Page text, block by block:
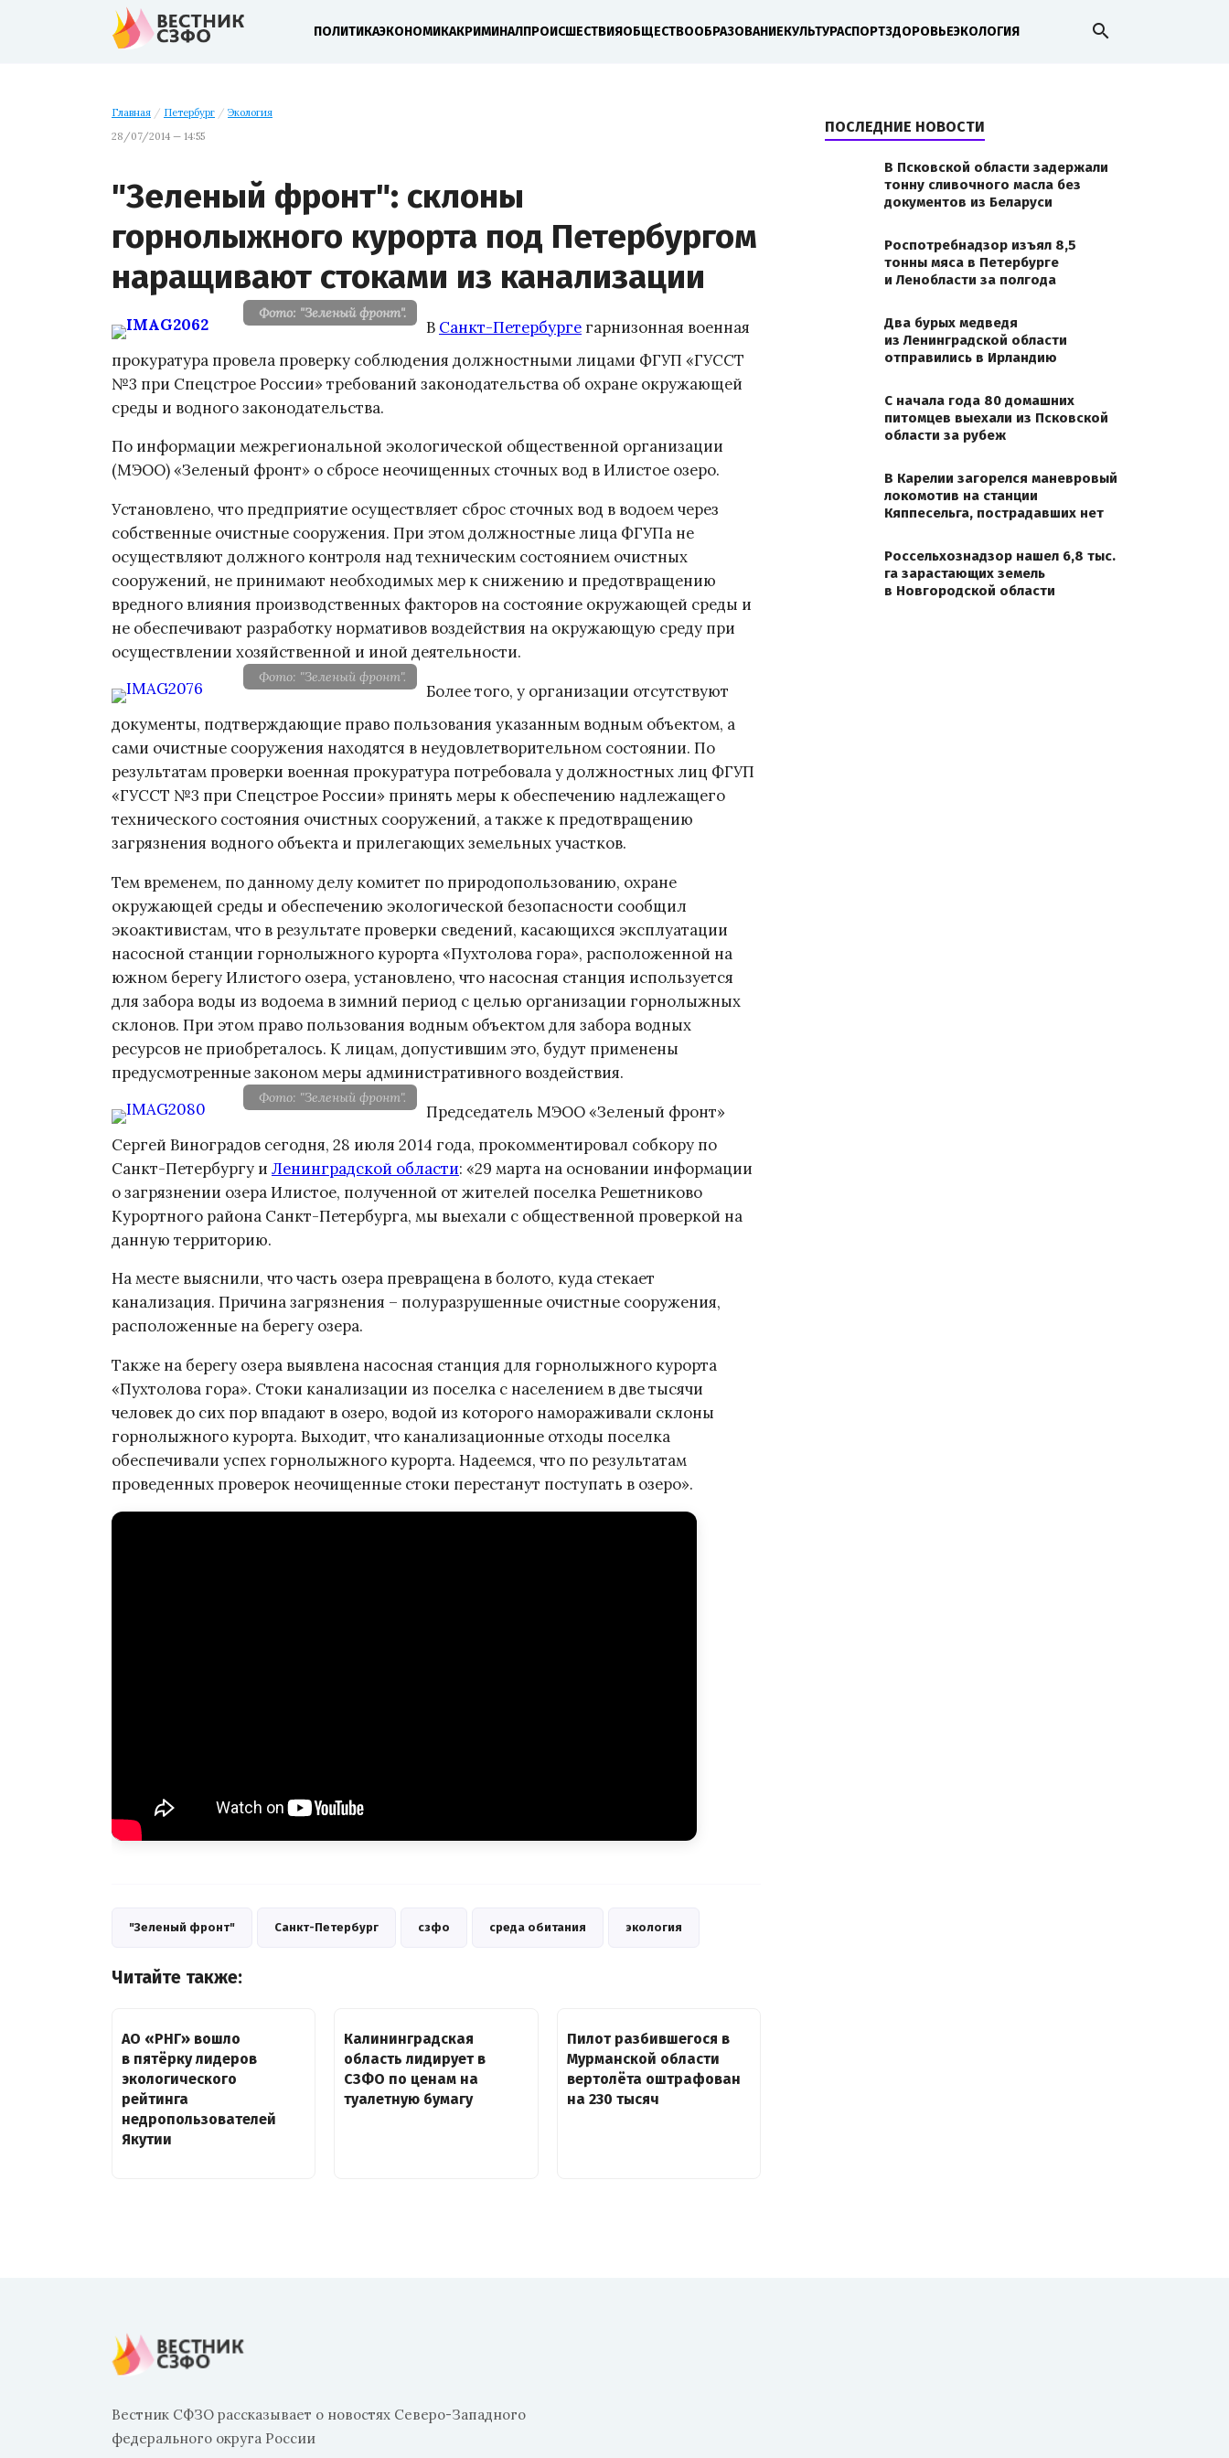
ПОЛИТИКАЭКОНОМИКАКРИМИНАЛПРОИСШЕСТВИЯОБЩЕСТВООБРАЗОВАНИЕКУЛЬТУРАСПОРТЗДОРОВЬЕЭКОЛОГИЯ search
Главная / Петербург / Экология
28/07/2014 — 14:55
"Зеленый фронт": склоны
горнолыжного курорта под Петербургом
наращивают стоками из канализации
Фото: "Зеленый фронт".
В Санкт-Петербурге гарнизонная военная
прокуратура провела проверку соблюдения должностными лицами ФГУП «ГУССТ
№3 при Спецстрое России» требований законодательства об охране окружающей
среды и водного законодательства.
По информации межрегиональной экологической общественной организации
(МЭОО) «Зеленый фронт» о сбросе неочищенных сточных вод в Илистое озеро.
Установлено, что предприятие осуществляет сброс сточных вод в водоем через
собственные очистные сооружения. При этом должностные лица ФГУПа не
осуществляют должного контроля над техническим состоянием очистных
сооружений, не принимают необходимых мер к снижению и предотвращению
вредного влияния производственных факторов на состояние окружающей среды и
не обеспечивают разработку нормативов воздействия на окружающую среду при
осуществлении хозяйственной и иной деятельности.
Фото: "Зеленый фронт".
Более того, у организации отсутствуют
документы, подтверждающие право пользования указанным водным объектом, а
сами очистные сооружения находятся в неудовлетворительном состоянии. По
результатам проверки военная прокуратура потребовала у должностных лиц ФГУП
«ГУССТ №3 при Спецстрое России» принять меры к обеспечению надлежащего
технического состояния очистных сооружений, а также к предотвращению
загрязнения водного объекта и прилегающих земельных участков.
Тем временем, по данному делу комитет по природопользованию, охране
окружающей среды и обеспечению экологической безопасности сообщил
экоактивистам, что в результате проверки сведений, касающихся эксплуатации
насосной станции горнолыжного курорта «Пухтолова гора», расположенной на
южном берегу Илистого озера, установлено, что насосная станция используется
для забора воды из водоема в зимний период с целью организации горнолыжных
склонов. При этом право пользования водным объектом для забора водных
ресурсов не приобреталось. К лицам, допустившим это, будут применены
предусмотренные законом меры административного воздействия.
Фото: "Зеленый фронт".
Председатель МЭОО «Зеленый фронт»
Сергей Виноградов сегодня, 28 июля 2014 года, прокомментировал собкору по
Санкт-Петербургу и Ленинградской области: «29 марта на основании информации
о загрязнении озера Илистое, полученной от жителей поселка Решетниково
Курортного района Санкт-Петербурга, мы выехали с общественной проверкой на
данную территорию.
На месте выяснили, что часть озера превращена в болото, куда стекает
канализация. Причина загрязнения – полуразрушенные очистные сооружения,
расположенные на берегу озера.
Также на берегу озера выявлена насосная станция для горнолыжного курорта
«Пухтолова гора». Стоки канализации из поселка с населением в две тысячи
человек до сих пор впадают в озеро, водой из которого намораживали склоны
горнолыжного курорта. Выходит, что канализационные отходы поселка
обеспечивали успех горнолыжного курорта. Надеемся, что по результатам
проведенных проверок неочищенные стоки перестанут поступать в озеро».
"Зеленый фронт" Санкт-Петербург сзфо среда обитания экология
Читайте также:
АО «РНГ» вошло
в пятёрку лидеров
экологического
рейтинга
недропользователей
Якутии
Калининградская
область лидирует в
СЗФО по ценам на
туалетную бумагу
Пилот разбившегося в
Мурманской области
вертолёта оштрафован
на 230 тысяч
ПОСЛЕДНИЕ НОВОСТИ
В Псковской области задержали
тонну сливочного масла без
документов из Беларуси
Роспотребнадзор изъял 8,5
тонны мяса в Петербурге
и Ленобласти за полгода
Два бурых медведя
из Ленинградской области
отправились в Ирландию
С начала года 80 домашних
питомцев выехали из Псковской
области за рубеж
В Карелии загорелся маневровый
локомотив на станции
Кяппесельга, пострадавших нет
Россельхознадзор нашел 6,8 тыс.
га зарастающих земель
в Новгородской области
Вестник СФЗО рассказывает о новостях Северо-Западного
федерального округа России